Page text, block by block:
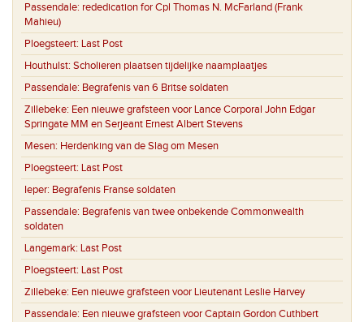
Passendale: rededication for Cpl Thomas N. McFarland (Frank
Mahieu)
Ploegsteert: Last Post
Houthulst: Scholieren plaatsen tijdelijke naamplaatjes
Passendale: Begrafenis van 6 Britse soldaten
Zillebeke: Een nieuwe grafsteen voor Lance Corporal John Edgar
Springate MM en Serjeant Ernest Albert Stevens
Mesen: Herdenking van de Slag om Mesen
Ploegsteert: Last Post
Ieper: Begrafenis Franse soldaten
Passendale: Begrafenis van twee onbekende Commonwealth
soldaten
Langemark: Last Post
Ploegsteert: Last Post
Zillebeke: Een nieuwe grafsteen voor Lieutenant Leslie Harvey
Passendale: Een nieuwe grafsteen voor Captain Gordon Cuthbert